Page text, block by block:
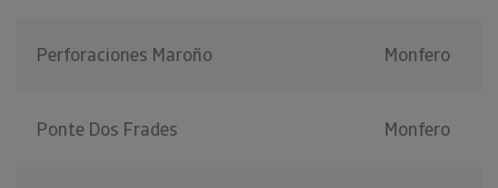
Perforaciones Maroño Monfero
Ponte Dos Frades Monfero